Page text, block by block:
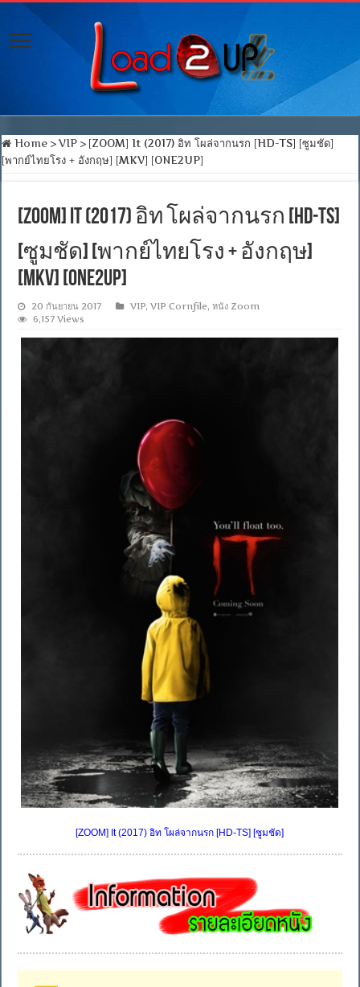
Home > VIP > [ZOOM] It (2017) อิท โผล่จากนรก [HD-TS] [ซูมชัด]
[พากย์ไทยโรง + อังกฤษ] [MKV] [ONE2UP]
[ZOOM] It (2017) อิท โผล่จากนรก [HD-TS]
[ซูมชัด] [พากย์ไทยโรง + อังกฤษ]
[MKV] [ONE2UP]
20 กันยายน 2017 VIP,VIP Cornfile,หนัง Zoom
6,157 Views
[ZOOM] It (2017) อิท โผล่จากนรก [HD-TS] [ซูมชัด]